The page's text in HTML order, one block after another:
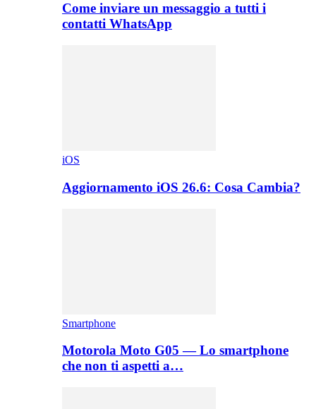
Come inviare un messaggio a tutti i
contatti WhatsApp
iOS
Aggiornamento iOS 26.6: Cosa Cambia?
Smartphone
Motorola Moto G05 — Lo smartphone
che non ti aspetti a…